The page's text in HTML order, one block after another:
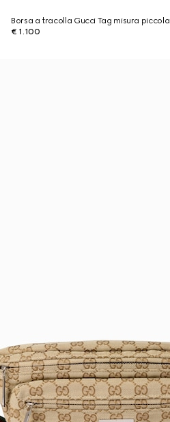
Borsa a tracolla Gucci Tag misura piccola
€ 1.100